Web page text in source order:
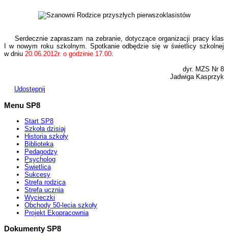
Serdecznie zapraszam na zebranie, dotyczące organizacji pracy klas
I w nowym roku szkolnym. Spotkanie odbędzie się w świetlicy szkolnej
w dniu 20.06.2012r. o godzinie 17.00.
dyr. MZS Nr 8
Jadwiga Kasprzyk
Udostępnij
Menu SP8
Start SP8
Szkoła dzisiaj
Historia szkoły
Biblioteka
Pedagodzy
Psycholog
Świetlica
Sukcesy
Strefa rodzica
Strefa ucznia
Wycieczki
Obchody 50-lecia szkoły
Projekt Ekopracownia
Dokumenty SP8